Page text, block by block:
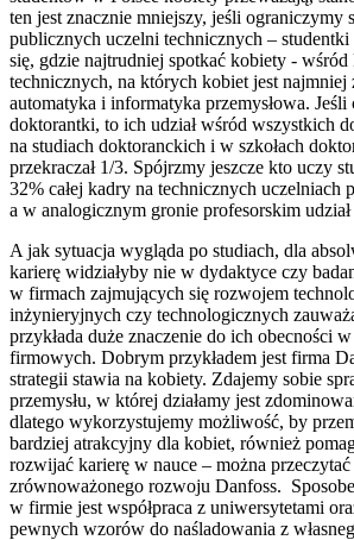
ten jest znacznie mniejszy, jeśli ograniczymy
publicznych uczelni technicznych –
się, gdzie najtrudniej spotkać kobiety -
technicznych, na których kobiet jest najmniej
automatyka i informatyka przemysłowa.
doktorantki, to ich udział wśród wszystkich
na studiach doktoranckich i w szkołach
przekraczał 1/3. Spójrzmy jeszcze kto uczy
32% całej kadry na technicznych uczelniach
a w analogicznym gronie profesorskim
A jak sytuacja wygląda po studiach, dla
karierę widziałyby nie w dydaktyce czy
w firmach zajmujących się rozwojem
inżynieryjnych czy technologicznych
przykłada duże znaczenie do ich obecności
firmowych. Dobrym przykładem jest firma
strategii stawia na kobiety. Zdajemy sobie
przemysłu, w której działamy jest
dlatego wykorzystujemy możliwość, by
bardziej atrakcyjny dla kobiet, również
rozwijać karierę w nauce – można
zrównoważonego rozwoju Danfoss.
w firmie jest współpraca z uniwersytetami
pewnych wzorów do naśladowania z